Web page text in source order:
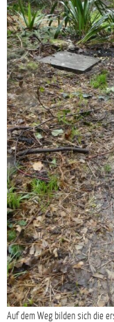
Auf dem Weg bilden sich die